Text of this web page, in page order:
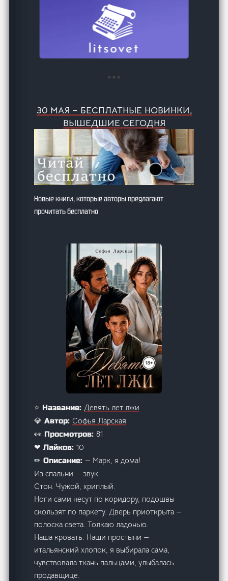
30 МАЯ – БЕСПЛАТНЫЕ НОВИНКИ,
ВЫШЕДШИЕ СЕГОДНЯ
Новые книги, которые авторы предлагают
прочитать бесплатно
⭐ Название:Девять лет лжи
💎 Автор:Софья Ларская
👀 Просмотров:81
❤ Лайков:10
✏ Описание: — Марк, я дома!
Из спальни — звук.
Стон. Чужой, хриплый.
Ноги сами несут по коридору, подошвы
скользят по паркету. Дверь приоткрыта —
полоска света. Толкаю ладонью.
Наша кровать. Наши простыни —
итальянский хлопок, я выбирала сама,
чувствовала ткань пальцами, улыбалась
продавщице.